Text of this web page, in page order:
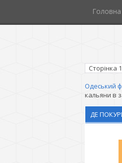
Головна
Сторінка 1
Одеський
кальяни в
ДЕ